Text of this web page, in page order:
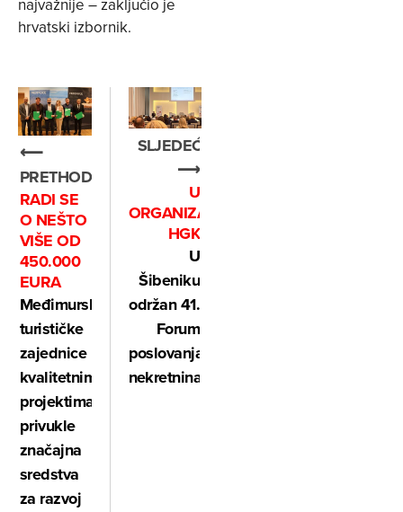
najvažnije – zaključio je
hrvatski izbornik.
⟵
PRETHODNO
RADI SE
O NEŠTO
VIŠE OD
450.000
EURA
Međimurske
turističke
zajednice
kvalitetnim
projektima
privukle
značajna
sredstva
za razvoj
SLJEDEĆE
⟶
U
ORGANIZACIJI
HGK
U
Šibeniku
održan 41.
Forum
poslovanja
nekretninama